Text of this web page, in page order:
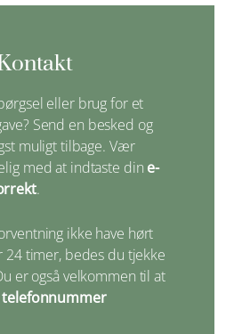
eller brug for et
Send en besked og
muligt tilbage. Vær
med at indtaste din e-
.
ikke have hørt
24 timer, bedes du tjekke
er også velkommen til at
telefonnummer